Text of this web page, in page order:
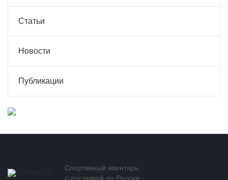
Статьи
Новости
Публикации
Спортивный ивентарь
с доставкой по России